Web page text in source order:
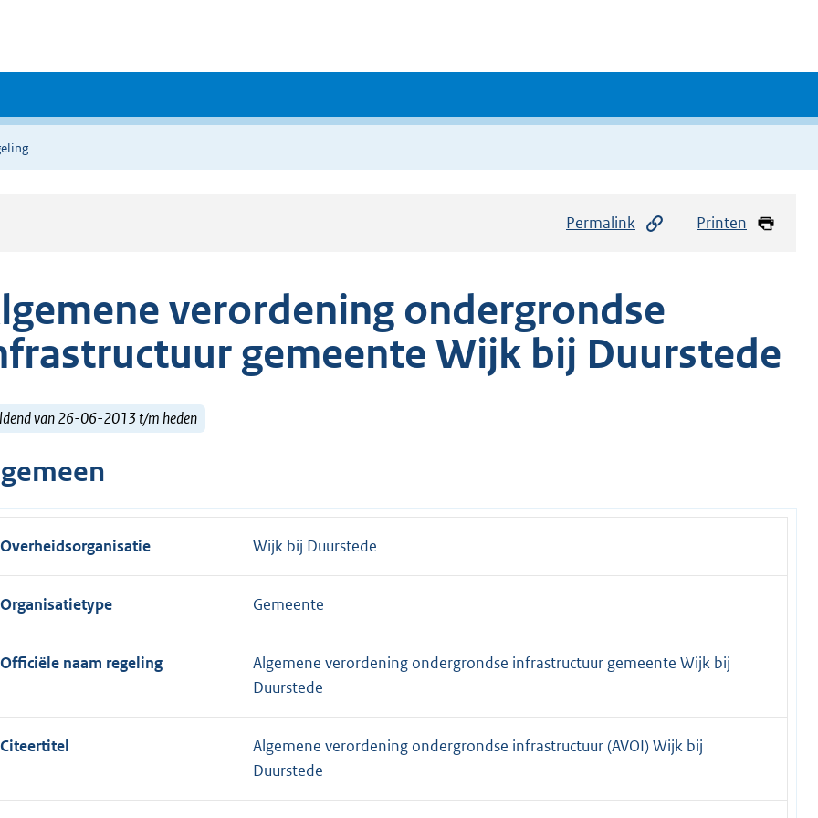
Permalink Printen
verordening ondergrondse
gemeente Wijk bij Duurstede
van 26-06-2013 t/m heden
Overheidsorganisatie Wijk bij Duurstede
Organisatietype Gemeente
Officiële naam regeling
Algemene verordening ondergrondse infrastructuur gemeente Wijk bij
Duurstede
Citeertitel
Algemene verordening ondergrondse infrastructuur (AVOI) Wijk bij
Duurstede